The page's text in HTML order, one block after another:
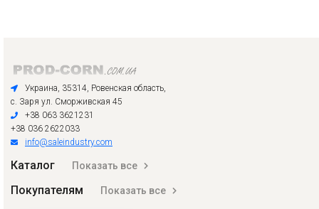
Украина, 35314, Ровенская область,
с. Заря ул. Сморживская 45
+38 063 3621231
+38 036 2622033
info@saleindustry.com
Каталог Показать все
Покупателям Показать все